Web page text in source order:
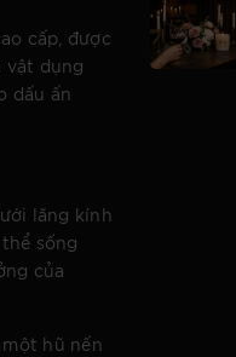
cấp, được
vật dụng
dấu ấn
lăng kính
sống
của
hũ nến